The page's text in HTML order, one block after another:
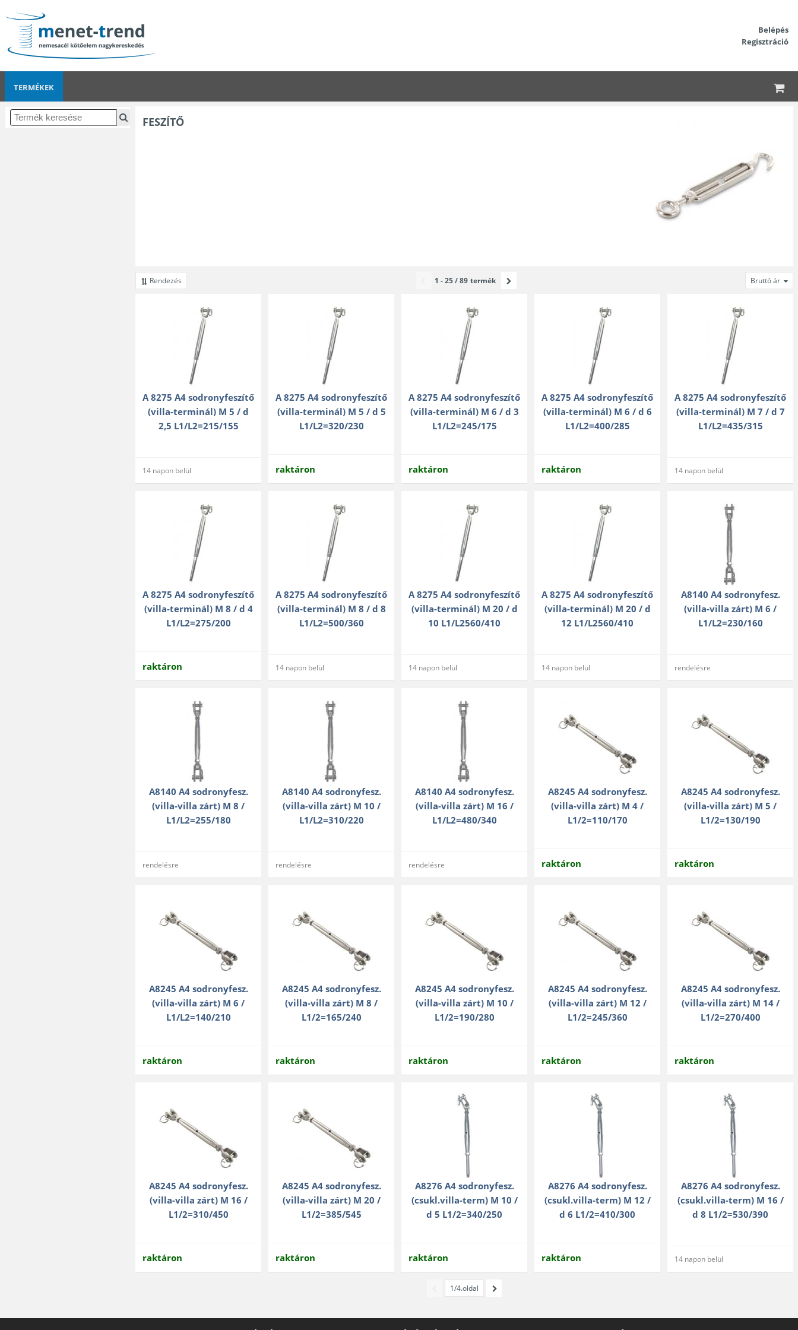
Belépés
Regisztráció
TERMÉKEK
FESZÍTŐ
Rendezés 1 - 25 / 89 termék Bruttó ár
A 8275 A4 sodronyfeszítő
(villa-terminál) M 5 / d
2,5 L1/L2=215/155
14 napon belül
A 8275 A4 sodronyfeszítő
(villa-terminál) M 5 / d 5
L1/L2=320/230
raktáron
A 8275 A4 sodronyfeszítő
(villa-terminál) M 6 / d 3
L1/L2=245/175
raktáron
A 8275 A4 sodronyfeszítő
(villa-terminál) M 6 / d 6
L1/L2=400/285
raktáron
A 8275 A4 sodronyfeszítő
(villa-terminál) M 7 / d 7
L1/L2=435/315
14 napon belül
A 8275 A4 sodronyfeszítő
(villa-terminál) M 8 / d 4
L1/L2=275/200
raktáron
A 8275 A4 sodronyfeszítő
(villa-terminál) M 8 / d 8
L1/L2=500/360
14 napon belül
A 8275 A4 sodronyfeszítő
(villa-terminál) M 20 / d
10 L1/L2560/410
14 napon belül
A 8275 A4 sodronyfeszítő
(villa-terminál) M 20 / d
12 L1/L2560/410
14 napon belül
A8140 A4 sodronyfesz.
(villa-villa zárt) M 6 /
L1/L2=230/160
rendelésre
A8140 A4 sodronyfesz.
(villa-villa zárt) M 8 /
L1/L2=255/180
rendelésre
A8140 A4 sodronyfesz.
(villa-villa zárt) M 10 /
L1/L2=310/220
rendelésre
A8140 A4 sodronyfesz.
(villa-villa zárt) M 16 /
L1/L2=480/340
rendelésre
A8245 A4 sodronyfesz.
(villa-villa zárt) M 4 /
L1/2=110/170
raktáron
A8245 A4 sodronyfesz.
(villa-villa zárt) M 5 /
L1/2=130/190
raktáron
A8245 A4 sodronyfesz.
(villa-villa zárt) M 6 /
L1/L2=140/210
raktáron
A8245 A4 sodronyfesz.
(villa-villa zárt) M 8 /
L1/2=165/240
raktáron
A8245 A4 sodronyfesz.
(villa-villa zárt) M 10 /
L1/2=190/280
raktáron
A8245 A4 sodronyfesz.
(villa-villa zárt) M 12 /
L1/2=245/360
raktáron
A8245 A4 sodronyfesz.
(villa-villa zárt) M 14 /
L1/2=270/400
raktáron
A8245 A4 sodronyfesz.
(villa-villa zárt) M 16 /
L1/2=310/450
raktáron
A8245 A4 sodronyfesz.
(villa-villa zárt) M 20 /
L1/2=385/545
raktáron
A8276 A4 sodronyfesz.
(csukl.villa-term) M 10 /
d 5 L1/2=340/250
raktáron
A8276 A4 sodronyfesz.
(csukl.villa-term) M 12 /
d 6 L1/2=410/300
raktáron
A8276 A4 sodronyfesz.
(csukl.villa-term) M 16 /
d 8 L1/2=530/390
14 napon belül
1/4.oldal